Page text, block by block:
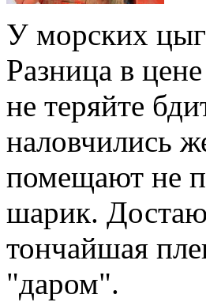
У морских
Разница в
не теряйте
наловчились
помещают не
шарик.
тончайшая
"даром".